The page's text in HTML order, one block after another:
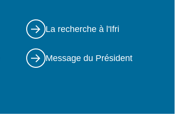
La recherche à l'Ifri
Message du Président